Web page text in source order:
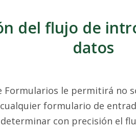
del flujo de
datos
Formularios le permitirá no
formulario de
con precisión el